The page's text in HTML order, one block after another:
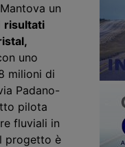
un
risultati
uno
milioni di
Padano-
pilota
fluviali in
progetto è